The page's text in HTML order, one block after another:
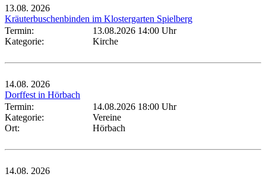
13.08. 2026
Kräuterbuschenbinden im Klostergarten Spielberg
Termin:
13.08.2026 14:00 Uhr
Kategorie:
Kirche
14.08. 2026
Dorffest in Hörbach
Termin:
14.08.2026 18:00 Uhr
Kategorie:
Vereine
Ort:
Hörbach
14.08. 2026